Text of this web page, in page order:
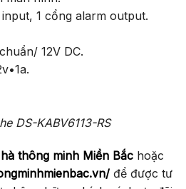
1 cổng alarm output.
12V DC.
DS-KABV6113-RS
thông minh Miền Bắc hoặc
để được tư